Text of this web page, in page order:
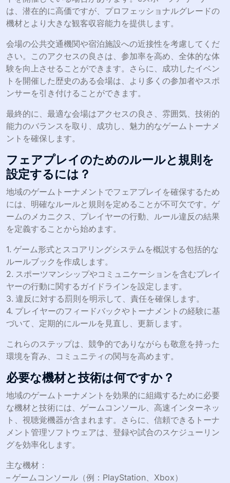
は、潜在的に高価ですが、プロフェッショナルグレードの
機材とより大きな観客収容能力を提供します。
会場の公共交通機関や宿泊施設への近接性を考慮してくだ
さい。このアクセスの良さは、参加率を高め、全体的な体
験を向上させることができます。さらに、成功したイベン
トを開催した歴史のある会場は、より多くの参加者やスポ
ンサーを引き付けることができます。
最終的に、最適な会場はアクセスの良さ、雰囲気、技術的
能力のバランスを取り、成功し、魅力的なゲームトーナメ
ントを確保します。
フェアプレイのためのルールと規則を
設定するには？
地域のゲームトーナメントでフェアプレイを確保するため
には、明確なルールと規則を定めることが不可欠です。ゲ
ームのメカニクス、プレイヤーの行動、ルール違反の結果
を定義することから始めます。
1. ゲーム形式とスコアリングシステムを概説する包括的な
ルールブックを作成します。
2. スポーツマンシップやコミュニケーションを含むプレイ
ヤーの行動に関するガイドラインを設定します。
3. 違反に対する罰則を明示して、責任を確保します。
4. プレイヤーのフィードバックやトーナメントの経験に基
づいて、定期的にルールを見直し、更新します。
これらのステップは、競争的でありながらも敬意を持った
環境を育み、コミュニティの関与を高めます。
必要な機材と技術は何ですか？
地域のゲームトーナメントを効果的に組織するために必要
な機材と技術には、ゲームコンソール、高速インターネッ
ト、視聴覚機器が含まれます。さらに、信頼できるトーナ
メント管理ソフトウェアは、登録や試合のスケジューリン
グを効率化します。
主な機材：
– ゲームコンソール（例：PlayStation、Xbox）